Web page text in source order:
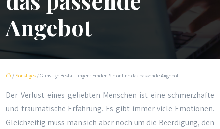
Angebot
/ Sonstiges / Günstige Bestattungen: Finden Sie online das passende Angebot
Der Verlust eines geliebten Menschen ist eine schmerzhafte
und traumatische Erfahrung. Es gibt immer viele Emotionen.
Gleichzeitig muss man sich aber noch um die Beerdigung, den